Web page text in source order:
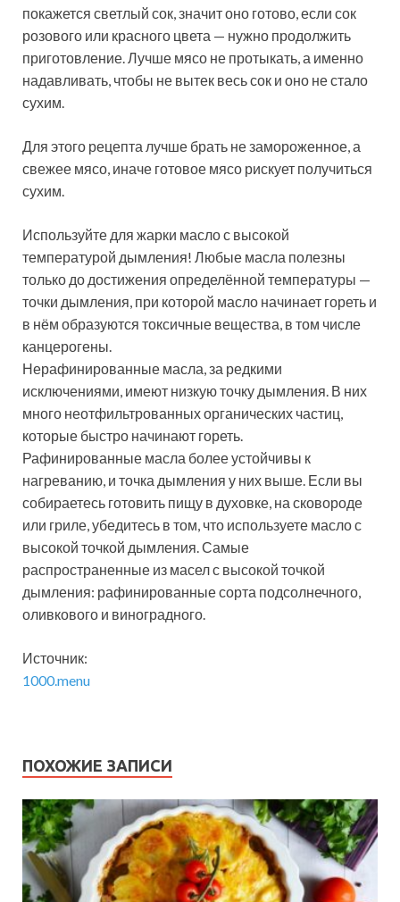
покажется светлый сок, значит оно готово, если сок
розового или красного цвета — нужно продолжить
приготовление. Лучше мясо не протыкать, а именно
надавливать, чтобы не вытек весь сок и оно не стало
сухим.
Для этого рецепта лучше брать не замороженное, а
свежее мясо, иначе готовое мясо рискует получиться
сухим.
Используйте для жарки масло с высокой
температурой дымления! Любые масла полезны
только до достижения определённой температуры —
точки дымления, при которой масло начинает гореть и
в нём образуются токсичные вещества, в том числе
канцерогены.
Нерафинированные масла, за редкими
исключениями, имеют низкую точку дымления. В них
много неотфильтрованных органических частиц,
которые быстро начинают гореть.
Рафинированные масла более устойчивы к
нагреванию, и точка дымления у них выше. Если вы
собираетесь готовить пищу в духовке, на сковороде
или гриле, убедитесь в том, что используете масло с
высокой точкой дымления. Самые
распространенные из масел с высокой точкой
дымления: рафинированные сорта подсолнечного,
оливкового и виноградного.
Источник:
1000.menu
ПОХОЖИЕ ЗАПИСИ